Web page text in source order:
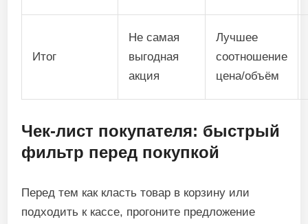
Итог
Не самая
выгодная
акция
Лучшее
соотношение
цена/объём
Чек‑лист покупателя: быстрый
фильтр перед покупкой
Перед тем как класть товар в корзину или
подходить к кассе, прогоните предложение